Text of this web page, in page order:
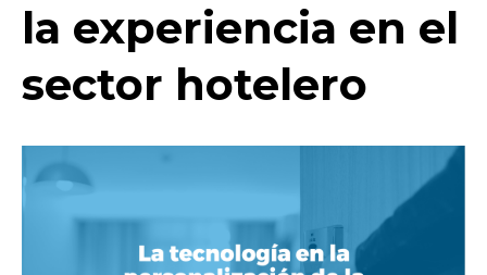
la experiencia en el
sector hotelero